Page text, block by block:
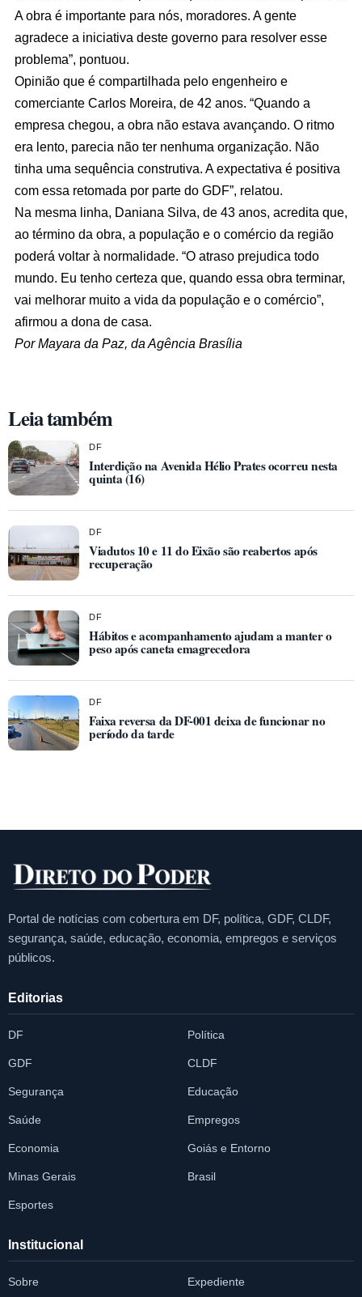
A obra é importante para nós, moradores. A gente
agradece a iniciativa deste governo para resolver esse
problema”, pontuou.
Opinião que é compartilhada pelo engenheiro e
comerciante Carlos Moreira, de 42 anos. “Quando a
empresa chegou, a obra não estava avançando. O ritmo
era lento, parecia não ter nenhuma organização. Não
tinha uma sequência construtiva. A expectativa é positiva
com essa retomada por parte do GDF”, relatou.
Na mesma linha, Daniana Silva, de 43 anos, acredita que,
ao término da obra, a população e o comércio da região
poderá voltar à normalidade. “O atraso prejudica todo
mundo. Eu tenho certeza que, quando essa obra terminar,
vai melhorar muito a vida da população e o comércio”,
afirmou a dona de casa.
Por Mayara da Paz, da Agência Brasília
Leia também
DF
Interdição na Avenida Hélio Prates ocorreu nesta
quinta (16)
DF
Viadutos 10 e 11 do Eixão são reabertos após
recuperação
DF
Hábitos e acompanhamento ajudam a manter o
peso após caneta emagrecedora
DF
Faixa reversa da DF-001 deixa de funcionar no
período da tarde
Portal de notícias com cobertura em DF, política, GDF, CLDF,
segurança, saúde, educação, economia, empregos e serviços
públicos.
Editorias
DF Política
GDF CLDF
Segurança Educação
Saúde Empregos
Economia Goiás e Entorno
Minas Gerais Brasil
Esportes
Institucional
Sobre Expediente